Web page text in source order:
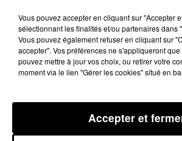
30 avril 2025 - 4 min 25 sec
LES INFOS DU BÉARN DU 30/
Vous pouvez accepter en cliquant sur "Accepter
sélectionnant les finalités et/ou partenaires dans
Vous pouvez également refuser en cliquant sur
accepter". Vos préférences ne s'appliqueront
pouvez mettre à jour vos choix, ou retirer votre
moment via le lien "Gérer les cookies" situé en
Accepter et